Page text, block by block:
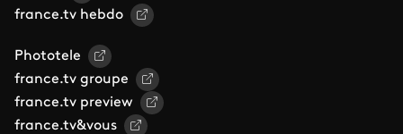
france.tv hebdo
Phototele
france.tv groupe
france.tv preview
france.tv&vous